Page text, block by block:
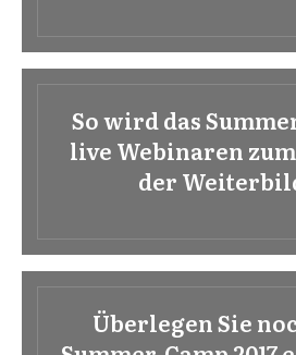
So wird das
live Webinaren
der
Überlegen Sie